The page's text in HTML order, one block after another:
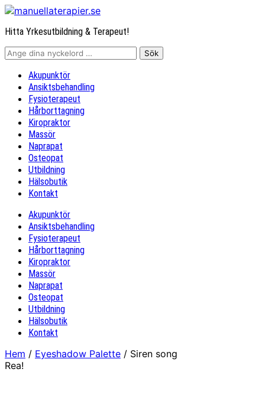
Hitta Yrkesutbildning & Terapeut!
Akupunktör
Ansiktsbehandling
Fysioterapeut
Hårborttagning
Kiropraktor
Massör
Naprapat
Osteopat
Utbildning
Hälsobutik
Kontakt
Akupunktör
Ansiktsbehandling
Fysioterapeut
Hårborttagning
Kiropraktor
Massör
Naprapat
Osteopat
Utbildning
Hälsobutik
Kontakt
Hem / Eyeshadow Palette / Siren song
Rea!